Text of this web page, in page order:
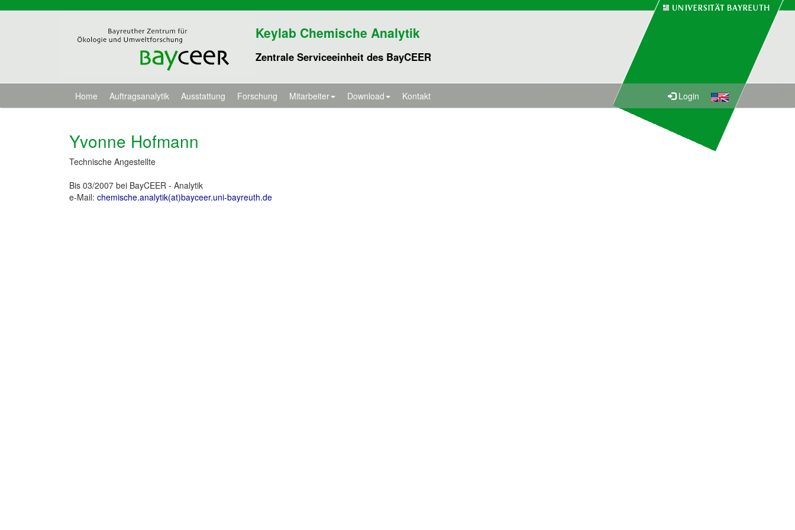
Keylab Chemische Analytik
Zentrale Serviceeinheit des BayCEER
Home Auftragsanalytik Ausstattung Forschung Mitarbeiter Download Kontakt Login
Yvonne Hofmann
Technische Angestellte
Bis 03/2007 bei BayCEER - Analytik
e-Mail: chemische.analytik(at)bayceer.uni-bayreuth.de